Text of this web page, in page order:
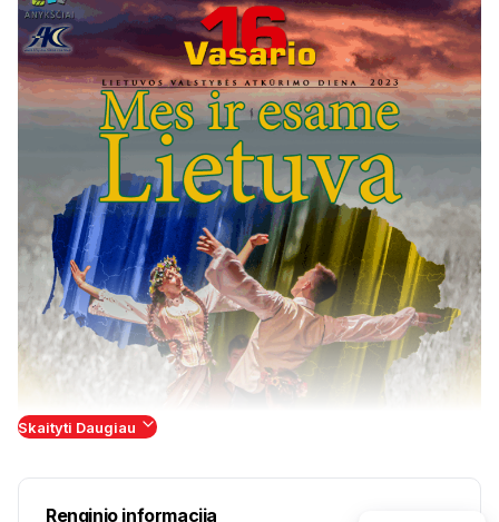
Skaityti Daugiau
Renginio informacija